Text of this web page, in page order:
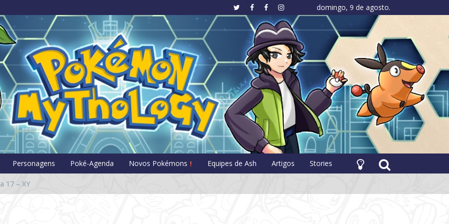
domingo, 9 de agosto.
Pokémon Mythology
Personagens Poké-Agenda Novos Pokémons Equipes de Ash Artigos Stories
17 – XY